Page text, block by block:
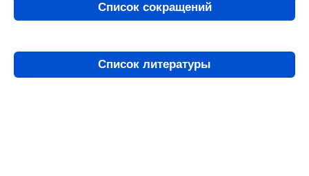
Список сокращений
Список литературы